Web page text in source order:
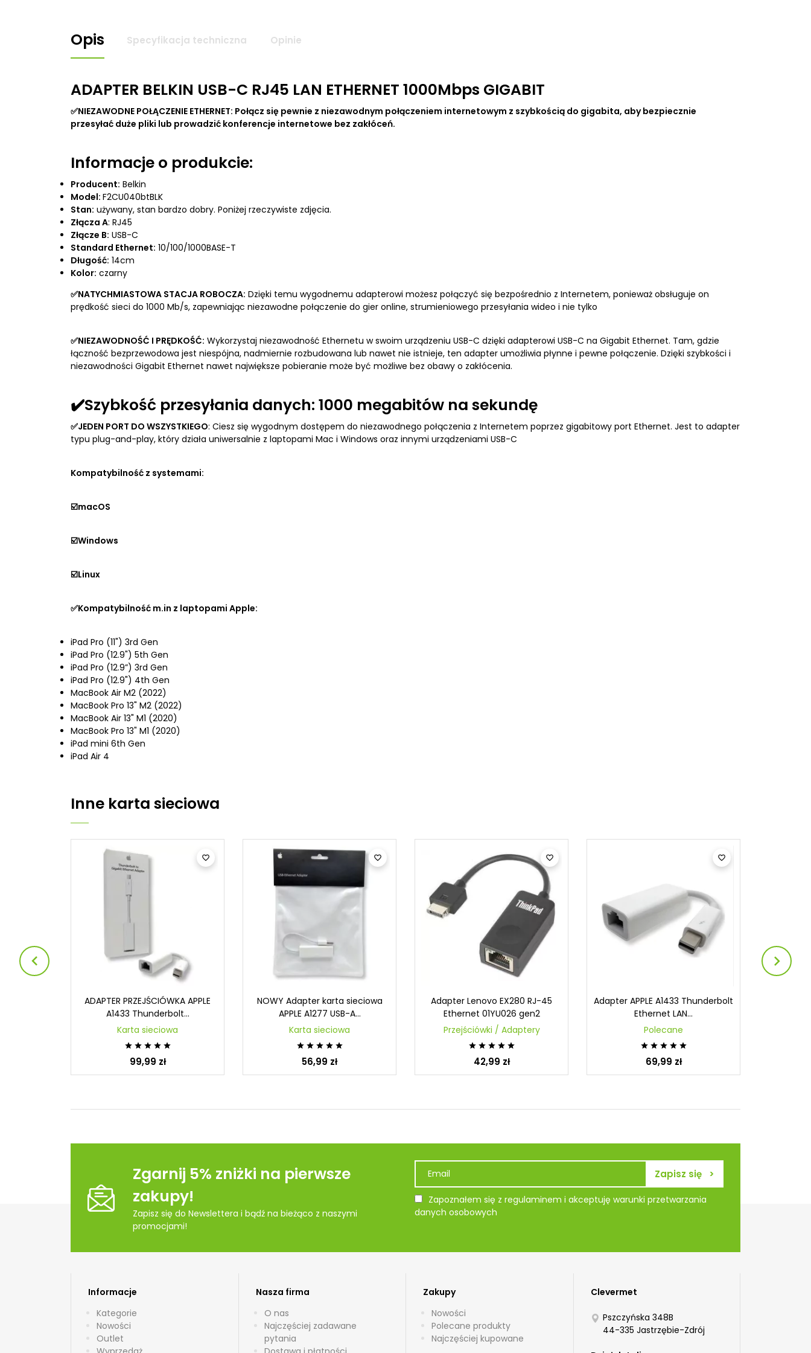
Opis Specyfikacja techniczna Opinie
ADAPTER BELKIN USB-C RJ45 LAN ETHERNET 1000Mbps GIGABIT
✅NIEZAWODNE POŁĄCZENIE ETHERNET: Połącz się pewnie z niezawodnym połączeniem internetowym z szybkością do gigabita, aby bezpiecznie
przesyłać duże pliki lub prowadzić konferencje internetowe bez zakłóceń.
Informacje o produkcie:
Producent: Belkin
Model: F2CU040btBLK
Stan: używany, stan bardzo dobry. Poniżej rzeczywiste zdjęcia.
Złącza A: RJ45
Złącze B: USB-C
Standard Ethernet: 10/100/1000BASE-T
Długość: 14cm
Kolor: czarny
✅NATYCHMIASTOWA STACJA ROBOCZA: Dzięki temu wygodnemu adapterowi możesz połączyć się bezpośrednio z Internetem, ponieważ obsługuje on
prędkość sieci do 1000 Mb/s, zapewniając niezawodne połączenie do gier online, strumieniowego przesyłania wideo i nie tylko
✅NIEZAWODNOŚĆ I PRĘDKOŚĆ: Wykorzystaj niezawodność Ethernetu w swoim urządzeniu USB-C dzięki adapterowi USB-C na Gigabit Ethernet. Tam, gdzie
łączność bezprzewodowa jest niespójna, nadmiernie rozbudowana lub nawet nie istnieje, ten adapter umożliwia płynne i pewne połączenie. Dzięki szybkości i
niezawodności Gigabit Ethernet nawet największe pobieranie może być możliwe bez obawy o zakłócenia.
✔️Szybkość przesyłania danych: 1000 megabitów na sekundę
✅JEDEN PORT DO WSZYSTKIEGO: Ciesz się wygodnym dostępem do niezawodnego połączenia z Internetem poprzez gigabitowy port Ethernet. Jest to adapter
typu plug-and-play, który działa uniwersalnie z laptopami Mac i Windows oraz innymi urządzeniami USB-C
Kompatybilność z systemami:
☑️macOS
☑️Windows
☑️Linux
✅Kompatybilność m.in z laptopami Apple:
iPad Pro (11") 3rd Gen
iPad Pro (12.9") 5th Gen
iPad Pro (12.9”) 3rd Gen
iPad Pro (12.9") 4th Gen
MacBook Air M2 (2022)
MacBook Pro 13" M2 (2022)
MacBook Air 13" M1 (2020)
MacBook Pro 13" M1 (2020)
iPad mini 6th Gen
iPad Air 4
Inne karta sieciowa


ADAPTER PRZEJŚCIÓWKA APPLE
A1433 Thunderbolt...
Karta sieciowa
    
99,99 zł

NOWY Adapter karta sieciowa
APPLE A1277 USB-A...
Karta sieciowa
    
56,99 zł

Adapter Lenovo EX280 RJ-45
Ethernet 01YU026 gen2
Przejściówki / Adaptery
    
42,99 zł

Adapter APPLE A1433 Thunderbolt
Ethernet LAN...
Polecane
    
69,99 zł

Zgarnij 5% zniżki na pierwsze
zakupy!
Zapisz się do Newslettera i bądź na bieżąco z naszymi
promocjami!
Zapoznałem się z regulaminem i akceptuję warunki przetwarzania
danych osobowych
Informacje
Kategorie
Nowości
Outlet
Nasza firma
O nas
Najczęściej zadawane
pytania
Zakupy
Nowości
Polecane produkty
Najczęściej kupowane
Clevermet
Pszczyńska 348B
44-335 Jastrzębie-Zdrój